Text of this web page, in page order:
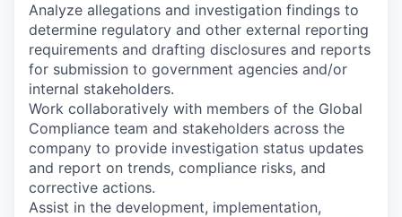
Analyze allegations and investigation findings to
determine regulatory and other external reporting
requirements and drafting disclosures and reports
for submission to government agencies and/or
internal stakeholders.
Work collaboratively with members of the Global
Compliance team and stakeholders across the
company to provide investigation status updates
and report on trends, compliance risks, and
corrective actions.
Assist in the development, implementation,